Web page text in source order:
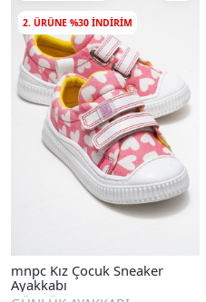
2. ÜRÜNE %30 INDIRIM
mnpc Kız Çocuk Sneaker
Ayakkabı